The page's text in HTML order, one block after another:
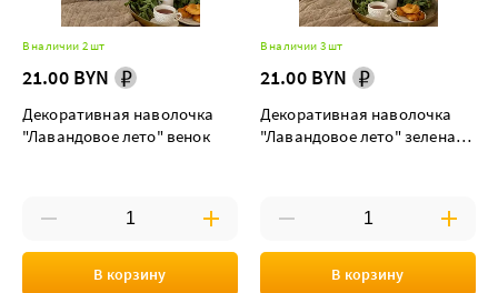
В наличии 2 шт
21.00 BYN
Декоративная наволочка
"Лавандовое лето" венок
В корзину
В наличии 3 шт
21.00 BYN
Декоративная наволочка
"Лавандовое лето" зеленая
В корзину